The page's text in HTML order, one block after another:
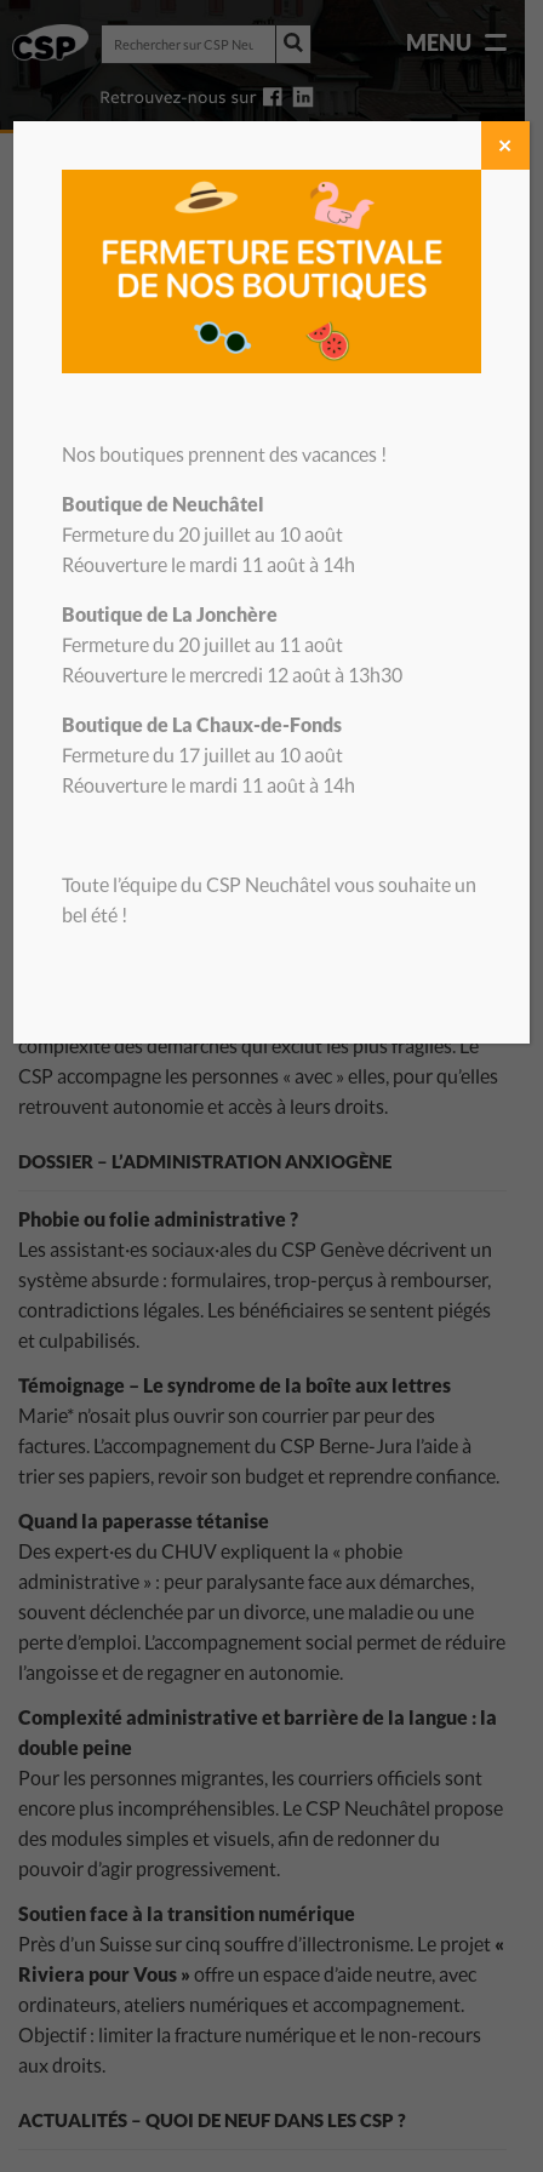
Rechercher
sur
CSP
Neuchâtel
Rechercher
CSP
Neuchâtel
MENU
Journal NOU(S)VELLES –
septembre 2025
Ce numéro met en lumière les paradoxes d’une
ÉDITO – UNE ADMINISTRATION QUI CRÉE DES BESOINS
complexité des démarches qui exclut les plus fragiles. Le
CSP accompagne les personnes « avec » elles, pour qu’elles
retrouvent autonomie et accès à leurs droits.
DOSSIER – L’ADMINISTRATION ANXIOGÈNE
Phobie ou folie administrative ?
Les assistant·es sociaux·ales du CSP Genève décrivent un
système absurde : formulaires, trop-perçus à rembourser,
contradictions légales. Les bénéficiaires se sentent piégés
et culpabilisés.
Témoignage – Le syndrome de la boîte aux lettres
Marie* n’osait plus ouvrir son courrier par peur des
factures. L’accompagnement du CSP Berne-Jura l’aide à
trier ses papiers, revoir son budget et reprendre confiance.
Quand la paperasse tétanise
Des expert·es du CHUV expliquent la « phobie
administrative » : peur paralysante face aux démarches,
souvent déclenchée par un divorce, une maladie ou une
perte d’emploi. L’accompagnement social permet de réduire
l’angoisse et de regagner en autonomie.
Complexité administrative et barrière de la langue : la
double peine
Pour les personnes migrantes, les courriers officiels sont
encore plus incompréhensibles. Le CSP Neuchâtel propose
des modules simples et visuels, afin de redonner du
pouvoir d’agir progressivement.
Soutien face à la transition numérique
Près d’un Suisse sur cinq souffre d’illectronisme. Le projet «
Riviera pour Vous » offre un espace d’aide neutre, avec
ordinateurs, ateliers numériques et accompagnement.
Objectif : limiter la fracture numérique et le non-recours
aux droits.
ACTUALITÉS – QUOI DE NEUF DANS LES CSP ?
Nos boutiques prennent des vacances !
Boutique de Neuchâtel
Fermeture du 20 juillet au 10 août
Réouverture le mardi 11 août à 14h
Boutique de La Jonchère
Fermeture du 20 juillet au 11 août
Réouverture le mercredi 12 août à 13h30
Boutique de La Chaux-de-Fonds
Fermeture du 17 juillet au 10 août
Réouverture le mardi 11 août à 14h
Toute l’équipe du CSP Neuchâtel vous souhaite un
bel été !
✕